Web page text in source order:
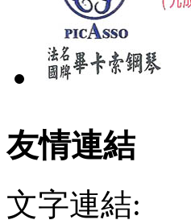
友情連結
文字連結: